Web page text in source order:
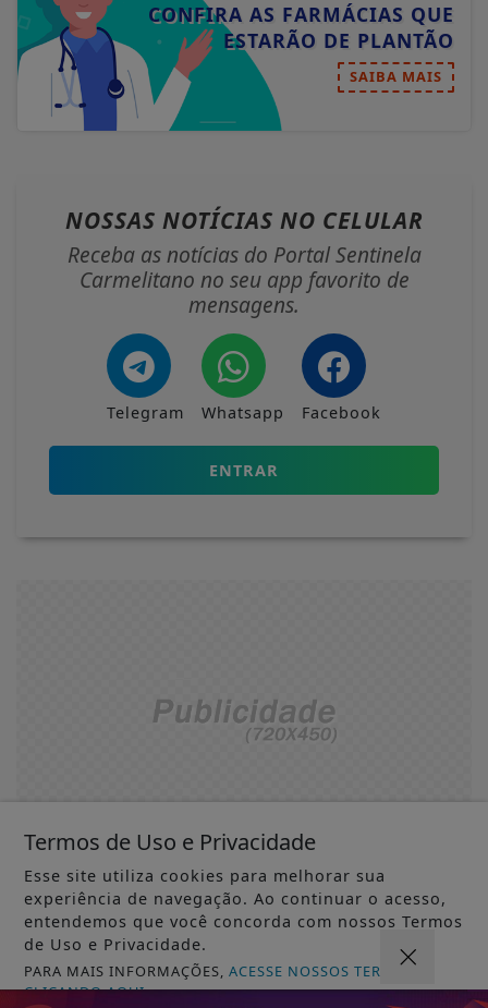
CONFIRA AS FARMÁCIAS QUE
ESTARÃO DE PLANTÃO
SAIBA MAIS
NOSSAS NOTÍCIAS NO CELULAR
Receba as notícias do Portal Sentinela
Carmelitano no seu app favorito de
mensagens.
Telegram Whatsapp Facebook
ENTRAR
Termos de Uso e Privacidade
Esse site utiliza cookies para melhorar sua
experiência de navegação. Ao continuar o acesso,
entendemos que você concorda com nossos Termos
de Uso e Privacidade.
PARA MAIS INFORMAÇÕES,ACESSE NOSSOS TERMOS
CLICANDO AQUI